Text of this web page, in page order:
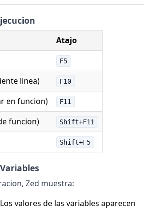
Atajo
F5
linea) F10
en funcion) F11
funcion) Shift+F11
Shift+F5
Zed muestra:
Los valores de las variables aparecen